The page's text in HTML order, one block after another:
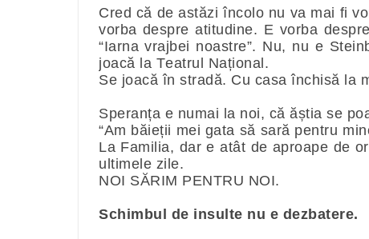
Cred că de astăzi încolo nu va mai fi
vorba despre atitudine. E vorba
“Iarna vrajbei noastre”. Nu, nu e
joacă la Teatrul Național.
Se joacă în stradă. Cu casa închisă la
Speranța e numai la noi, că ăștia se
“Am băieții mei gata să sară pentru
La Familia, dar e atât de aproape de
ultimele zile.
NOI SĂRIM PENTRU NOI.
Schimbul de insulte nu e dezbatere.